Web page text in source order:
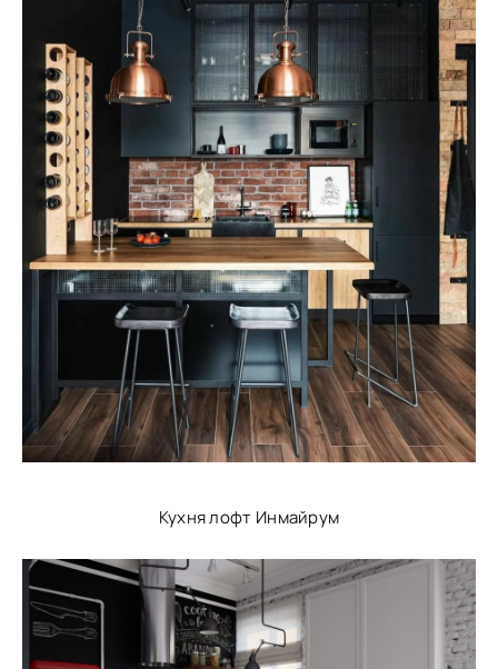
Кухня лофт Инмайрум